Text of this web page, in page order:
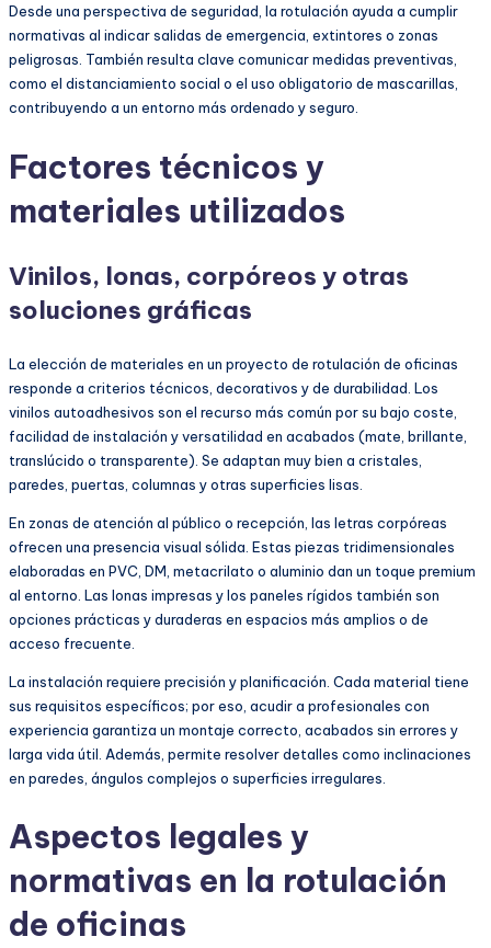
Desde una perspectiva de seguridad, la rotulación ayuda a cumplir
normativas al indicar salidas de emergencia, extintores o zonas
peligrosas. También resulta clave comunicar medidas preventivas,
como el distanciamiento social o el uso obligatorio de mascarillas,
contribuyendo a un entorno más ordenado y seguro.
Factores técnicos y
materiales utilizados
Vinilos, lonas, corpóreos y otras
soluciones gráficas
La elección de materiales en un proyecto de rotulación de oficinas
responde a criterios técnicos, decorativos y de durabilidad. Los
vinilos autoadhesivos son el recurso más común por su bajo coste,
facilidad de instalación y versatilidad en acabados (mate, brillante,
translúcido o transparente). Se adaptan muy bien a cristales,
paredes, puertas, columnas y otras superficies lisas.
En zonas de atención al público o recepción, las letras corpóreas
ofrecen una presencia visual sólida. Estas piezas tridimensionales
elaboradas en PVC, DM, metacrilato o aluminio dan un toque premium
al entorno. Las lonas impresas y los paneles rígidos también son
opciones prácticas y duraderas en espacios más amplios o de
acceso frecuente.
La instalación requiere precisión y planificación. Cada material tiene
sus requisitos específicos; por eso, acudir a profesionales con
experiencia garantiza un montaje correcto, acabados sin errores y
larga vida útil. Además, permite resolver detalles como inclinaciones
en paredes, ángulos complejos o superficies irregulares.
Aspectos legales y
normativas en la rotulación
de oficinas